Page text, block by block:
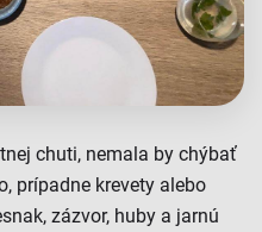
chuti, nemala by chýbať
prípadne krevety alebo
zázvor, huby a jarnú